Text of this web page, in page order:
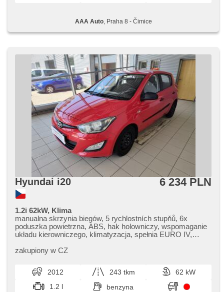
AAA Auto, Praha 8 - Čimice
Hyundai i20 6 234 PLN
1.2i 62kW, Klima
manualna skrzynia biegów, 5 rychlostních stupňů, 6x
poduszka powietrzna, ABS, hak holowniczy, wspomaganie
układu kierowniczego, klimatyzacja, spełnia EURO IV,
opuszczane przednie szyby, centralny zamek, isofix, fotele
přední pohon, napęd 4x2, wzdłużna regulacja siedzeń,
chowane zagłówki
zakupiony w CZ
2012 243 tkm
62 kW
1.2 l
benzyna